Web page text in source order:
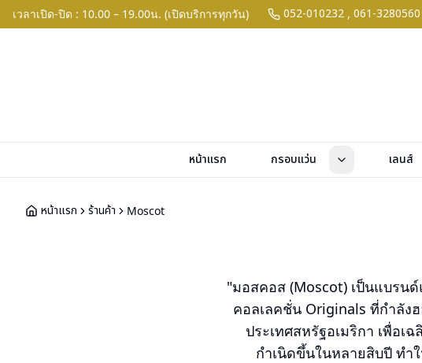
เวลาเปิด-ปิด : 10.00 – 19.00น. (เปิดบริการทุกวัน) 052-010232 , 061-3280560
หน้าแรก กรอบแว่น เลนส์
หน้าแรก ร้านค้า Moscot
"มอสคอส (Moscot) เป็นแบรน
คอลเลคชั่น Originals ที่กำลัง
ประเทศสหรัฐอเมริกา เพื่อ
กำเนิดขึ้นในหลายสิบปี ท